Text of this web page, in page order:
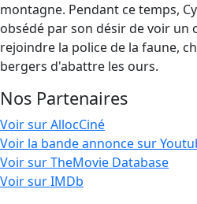
montagne. Pendant ce temps,
obsédé par son désir de voir un
rejoindre la police de la faune,
bergers d'abattre les ours.
Nos Partenaires
Voir sur AllocCiné
Voir la bande annonce sur
Voir sur TheMovie Database
Voir sur IMDb